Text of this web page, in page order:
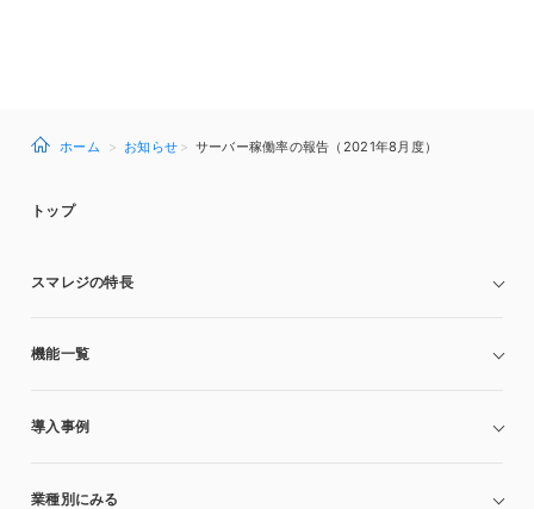
ホーム お知らせ サーバー稼働率の報告（2021年8月度）
トップ
スマレジの特長
機能一覧
導入事例
業種別にみる